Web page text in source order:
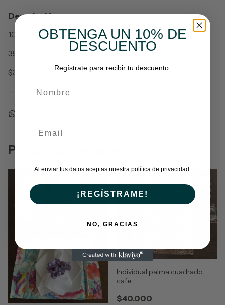
Descripción
100% algodón
35 x 49 cms
$38.000
-
*se vende a partir de 2 unidades
Productos similares
Individual palma cuadrado
cafe
$40.000
OBTENGA UN 10% DE
DESCUENTO
Regístrate para recibir tu descuento.
Al enviar tus datos aceptas nuestra política de privacidad.
¡REGÍSTRAME!
NO, GRACIAS